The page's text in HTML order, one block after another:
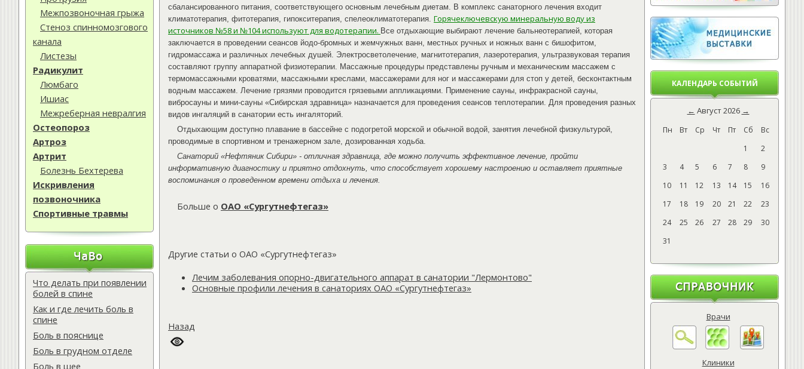
Межпозвоночная грыжа
Стеноз спинномозгового
канала
Листезы
Радикулит
Люмбаго
Ишиас
Межреберная невралгия
Остеопороз
Артроз
Артрит
Болезнь Бехтерева
Искривления
позвоночника
Спортивные травмы
Что делать при появлении
болей в спине
Как и где лечить боль в
спине
Боль в пояснице
Боль в грудном отделе
Боль в шее
КАЛЕНДАРЬ СОБЫТИЙ
← Август 2026 →
Пн Вт Ср Чт Пт Сб
Вс
1
2
3
4 5 6 7 8
9
10
11 12 13 14 15
16
17
18 19 20 21 22
23
24
25 26 27 28 29
30
31
Врачи
Клиники
сбалансированного питания, соответствующего основным лечебным диетам. В комплекс санаторного лечения входит
климатотерапия, фитотерапия, гипокситерапия, спелеоклиматотерапия. Горячеключевскую минеральную воду из
источников №58 и №104 используют для водотерапии. Все отдыхающие выбирают лечение бальнеотерапией, которая
заключается в проведении сеансов йодо-бромных и жемчужных ванн, местных ручных и ножных ванн с бишофитом,
гидромассажа и различных лечебных душей. Электросветолечение, магнитотерапия, лазеротерапия, ультразвуковая терапия
составляют группу аппаратной физиотерапии. Массажные процедуры представлены ручным и механическим массажем с
термомассажными кроватями, массажными креслами, массажерами для ног и массажерами для стоп у детей, бесконтактным
водным массажем. Лечение грязями проводится грязевыми аппликациями. Применение сауны, инфракрасной сауны,
вибросауны и мини-сауны «Сибирская здравница» назначается для проведения сеансов теплотерапии. Для проведения разных
видов ингаляций в санатории есть ингаляторий.
Отдыхающим доступно плавание в бассейне с подогретой морской и обычной водой, занятия лечебной физкультурой,
проводимые в спортивном и тренажерном зале, дозированная ходьба.
Санаторий «Нефтяник Сибири» - отличная здравница, где можно получить эффективное лечение, пройти
информативную диагностику и приятно отдохнуть, что способствует хорошему настроению и оставляет приятные
воспоминания о проведенном времени отдыха и лечения.
Больше о ОАО «Сургутнефтегаз»
Другие статьи о ОАО «Сургутнефтегаз»
Лечим заболевания опорно-двигательного аппарат в санатории "Лермонтово"
Основные профили лечения в санаториях ОАО «Сургутнефтегаз»
Назад